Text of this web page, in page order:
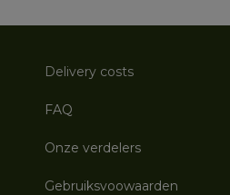
Delivery costs
FAQ
Onze verdelers
Gebruiksvoowaarden